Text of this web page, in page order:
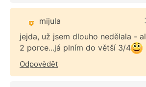
mijula
jejda, už jsem dlouho nedělala -
2 porce...já plním do větší 3/4
Odpovědět